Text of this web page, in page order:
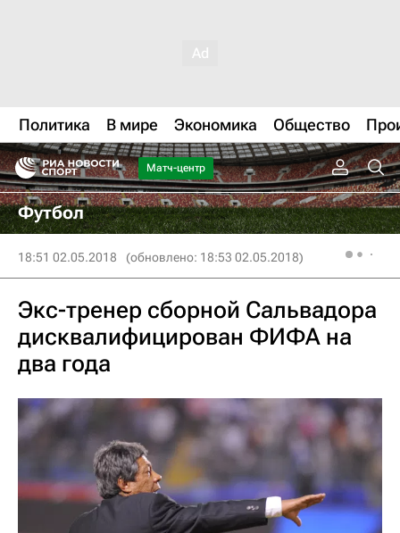
Политика В мире Экономика Общество
Матч-центр
Футбол
18:51 02.05.2018 (обновлено: 18:53 02.05.2018)
Экс-тренер сборной Сальвадора
дисквалифицирован ФИФА на
два года